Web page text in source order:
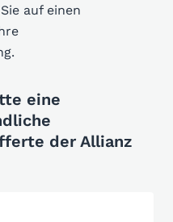
auf einen
eine
der Allianz